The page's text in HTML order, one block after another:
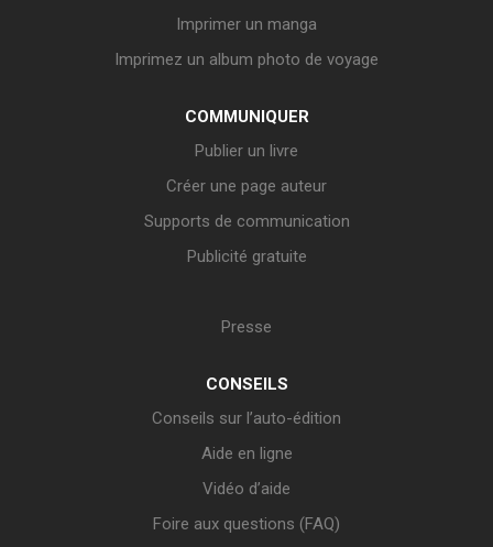
Imprimer un manga
Imprimez un album photo de voyage
COMMUNIQUER
Publier un livre
Créer une page auteur
Supports de communication
Publicité gratuite
Presse
CONSEILS
Conseils sur l’auto-édition
Aide en ligne
Vidéo d’aide
Foire aux questions (FAQ)